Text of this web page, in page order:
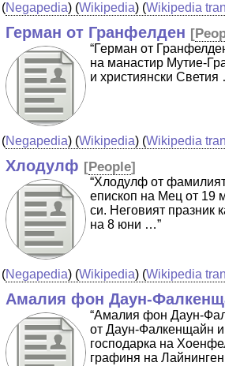
(Negapedia) (Wikipedia) (Wikipedia
Герман от Гранфелден [
“Герман от
на манастир Мутие-
и християнски Светия
(Negapedia) (Wikipedia) (Wikipedia
Хлодулф [People]
“Хлодулф от
епископ на Мец от 19
си. Неговият празник
на 8 юни …”
(Negapedia) (Wikipedia) (Wikipedia
Амалия фон Даун-
“Амалия фон Даун-
от Даун-Фалкенщайн
господарка на
графиня на